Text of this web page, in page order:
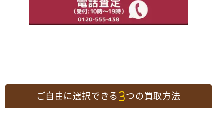
ご自由に選択できる3つの買取方法